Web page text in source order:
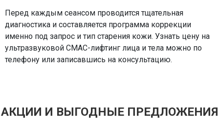
Перед каждым сеансом проводится тщательная
диагностика и составляется программа коррекции
именно под запрос и тип старения кожи. Узнать цену на
ультразвуковой СМАС-лифтинг лица и тела можно по
телефону или записавшись на консультацию.
АКЦИИ И ВЫГОДНЫЕ ПРЕДЛОЖЕНИЯ